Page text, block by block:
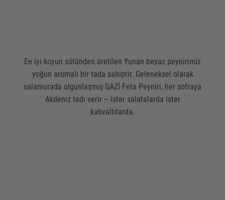
En iyi koyun sütünden üretilen Yunan beyaz peynirimiz
yoğun aromalı bir tada sahiptir. Geleneksel olarak
salamurada olgunlaşmış GAZİ Feta Peyniri, her sofraya
Akdeniz tadı verir – ister salatalarda ister
kahvaltılarda.